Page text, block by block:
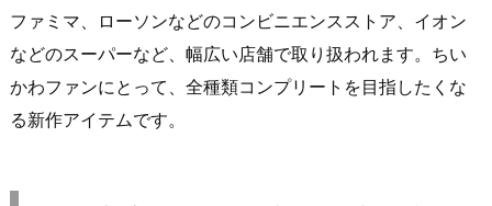
ファミマ、ローソンなどのコンビニエンスストア、イオン
などのスーパーなど、幅広い店舗で取り扱われます。ちい
かわファンにとって、全種類コンプリートを目指したくな
る新作アイテムです。